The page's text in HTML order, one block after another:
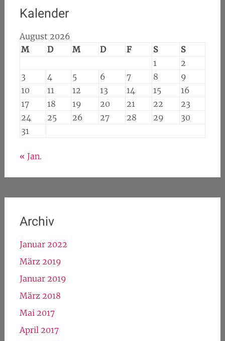
Kalender
August 2026
M
D M D F S
S
1
2
3
4 5 6 7 8
9
10
11 12 13 14 15
16
17
18 19 20 21 22
23
24
25 26 27 28 29
30
31
« Jan.
Archiv
Januar 2022
März 2019
Januar 2019
März 2018
Mai 2017
April 2017